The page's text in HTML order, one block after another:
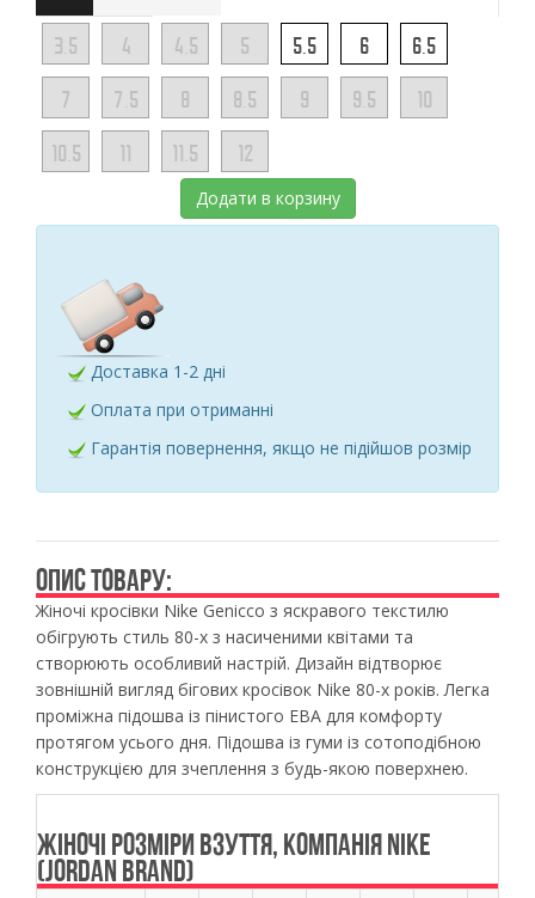
3.5 4 4.5 5 5.5 6 6.5
7 7.5 8 8.5 9 9.5 10
10.5 11 11.5 12
Додати в корзину
Доставка 1-2 дні
Оплата при отриманні
Гарантія повернення, якщо не підійшов розмір
ОПИС ТОВАРУ:
Жіночі кросівки Nike Genicco з яскравого текстилю
обігрують стиль 80-х з насиченими квітами та
створюють особливий настрій. Дизайн відтворює
зовнішній вигляд бігових кросівок Nike 80-х років. Легка
проміжна підошва із пінистого ЕВА для комфорту
протягом усього дня. Підошва із гуми із сотоподібною
конструкцією для зчеплення з будь-якою поверхнею.
ЖІНОЧІ РОЗМІРИ ВЗУТТЯ, КОМПАНІЯ NIKE
(JORDAN BRAND)